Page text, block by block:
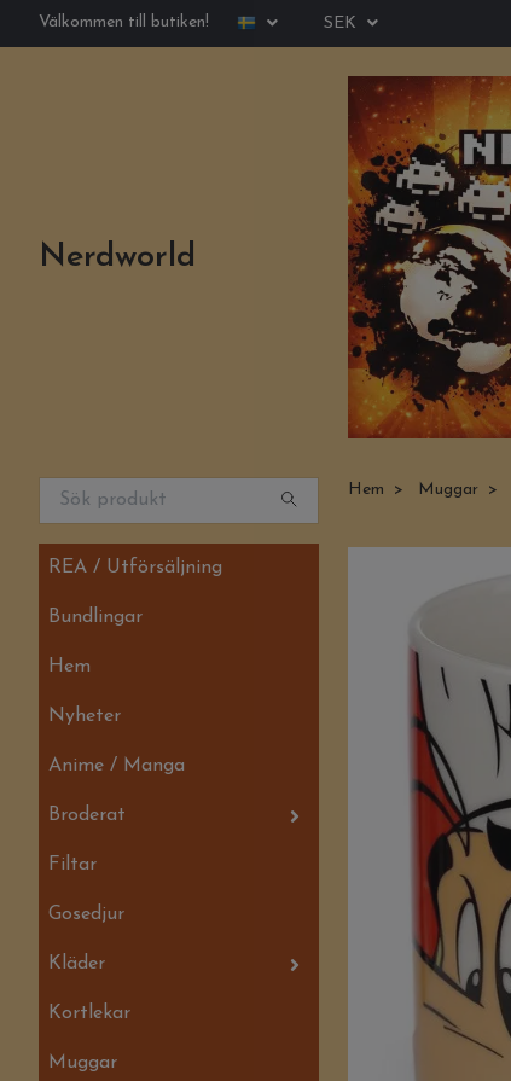
Välkommen till butiken! SEK
Nerdworld
REA / Utförsäljning
Bundlingar
Hem
Nyheter
Anime / Manga
Broderat
Filtar
Gosedjur
Kläder
Kortlekar
Muggar
Hem Muggar